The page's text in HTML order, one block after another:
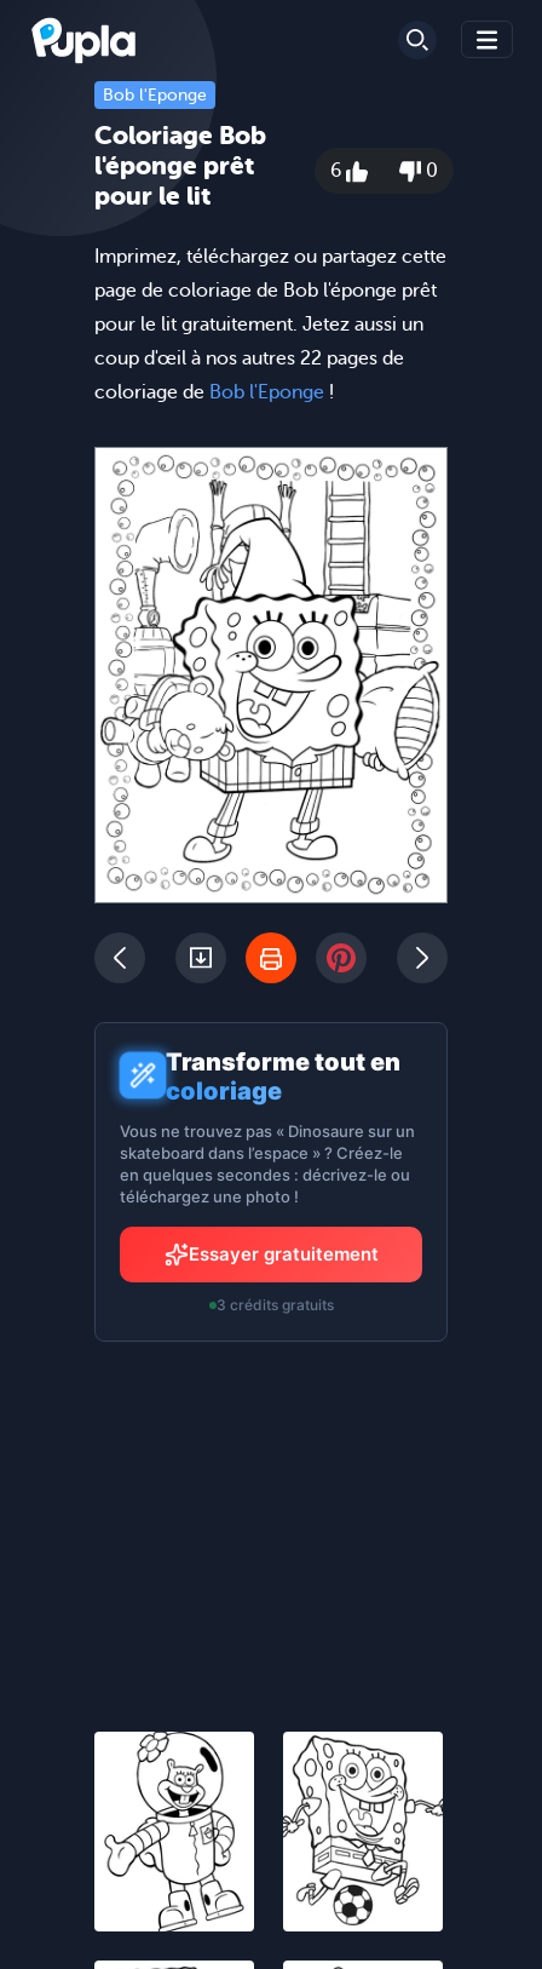
Bob l'Eponge
Coloriage Bob
l'éponge prêt
pour le lit
6 0
Imprimez, téléchargez ou partagez cette
page de coloriage de Bob l'éponge prêt
pour le lit gratuitement. Jetez aussi un
coup d'œil à nos autres 22 pages de
coloriage de Bob l'Eponge !
Transforme tout en
coloriage
Vous ne trouvez pas « Dinosaure sur un
skateboard dans l’espace » ? Créez-le
en quelques secondes : décrivez-le ou
téléchargez une photo !
Essayer gratuitement
3 crédits gratuits